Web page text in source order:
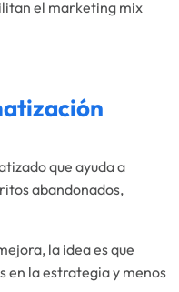
el marketing mix
que ayuda a
abandonados,
la idea es que
en la estrategia y menos